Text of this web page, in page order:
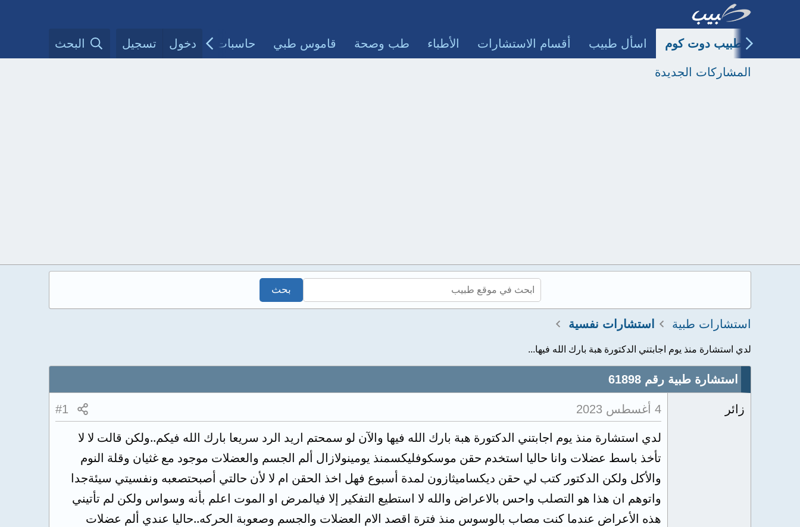
طبيب دوت كوم اسأل طبيب أقسام الاستشارات الأطباء طب وصحة قاموس طبي حاسبات طبية مقالات الأطباءدخول تسجيل البحث
المشاركات الجديدة
استشارات طبية استشارات نفسية
لدي استشارة منذ يوم اجابتني الدكتورة هبة بارك الله فيها...
استشارة طبية رقم 61898
زائر 4 أغسطس 2023 #1
لدي استشارة منذ يوم اجابتني الدكتورة هبة بارك الله فيها والآن لو سمحتم اريد الرد سريعا بارك الله فيكم..ولكن قالت لا لا
تأخذ باسط عضلات وانا حاليا استخدم حقن موسكوفليكسمنذ يومينولازال ألم الجسم والعضلات موجود مع غثيان وقلة النوم
والأكل ولكن الدكتور كتب لي حقن ديكساميثازون لمدة أسبوع فهل اخذ الحقن ام لا لأن حالتي أصبحتصعبه ونفسيتي سيئةجدا
واتوهم ان هذا هو التصلب واحس بالاعراض والله لا استطيع التفكير إلا فيالمرض او الموت اعلم بأنه وسواس ولكن لم تأتيني
هذه الأعراض عندما كنت مصاب بالوسوس منذ فترة اقصد الام العضلات والجسم وصعوبة الحركه..حاليا عندي ألم عضلات